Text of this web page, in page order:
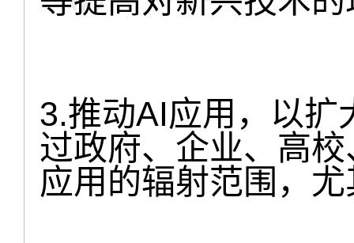
3.推动AI应用，以扩
过政府、企业、高
应用的辐射范围，